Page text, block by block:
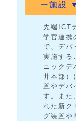
ー施設 ▼
先端ICT
学官連携
で、デバ
実施する
ニックデ
井本部）
置やデバ
す。また
れた新ク
グ装置や